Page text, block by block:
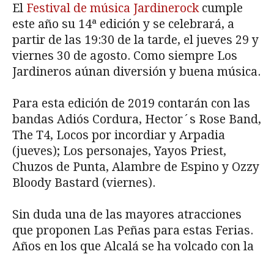
El Festival de música Jardinerock cumple
este año su 14ª edición y se celebrará, a
partir de las 19:30 de la tarde, el jueves 29 y
viernes 30 de agosto. Como siempre Los
Jardineros aúnan diversión y buena música.
Para esta edición de 2019 contarán con las
bandas Adiós Cordura, Hector´s Rose Band,
The T4, Locos por incordiar y Arpadia
(jueves); Los personajes, Yayos Priest,
Chuzos de Punta, Alambre de Espino y Ozzy
Bloody Bastard (viernes).
Sin duda una de las mayores atracciones
que proponen Las Peñas para estas Ferias.
Años en los que Alcalá se ha volcado con la